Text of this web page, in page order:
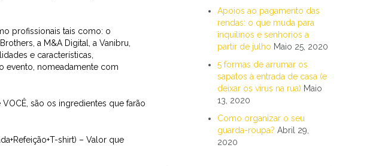
profissionais tais como: o
a M&A Digital, a Vanibru,
e características,
evento, nomeadamente com
são os ingredientes que farão
shirt) – Valor que
Apoios ao pagamento das
rendas: o que muda para
inquilinos e senhorios a
partir de julho Maio 25, 2020
5 formas de arrumar os
sapatos à entrada de casa (e
deixar os vírus na rua) Maio
13, 2020
Como organizar o seu
guarda-roupa? Abril 29,
2020